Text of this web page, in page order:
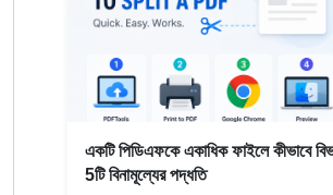
একটি পিডিএফকে একাধিক ফাইলে কীভাবে
5টি বিনামূল্যের পদ্ধতি